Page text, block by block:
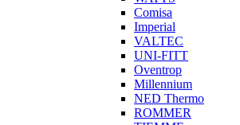
Comisa
Imperial
VALTEC
UNI-FITT
Oventrop
Millennium
NED Thermo
ROMMER